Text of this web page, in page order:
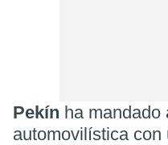
Pekín ha mandado
automovilística con